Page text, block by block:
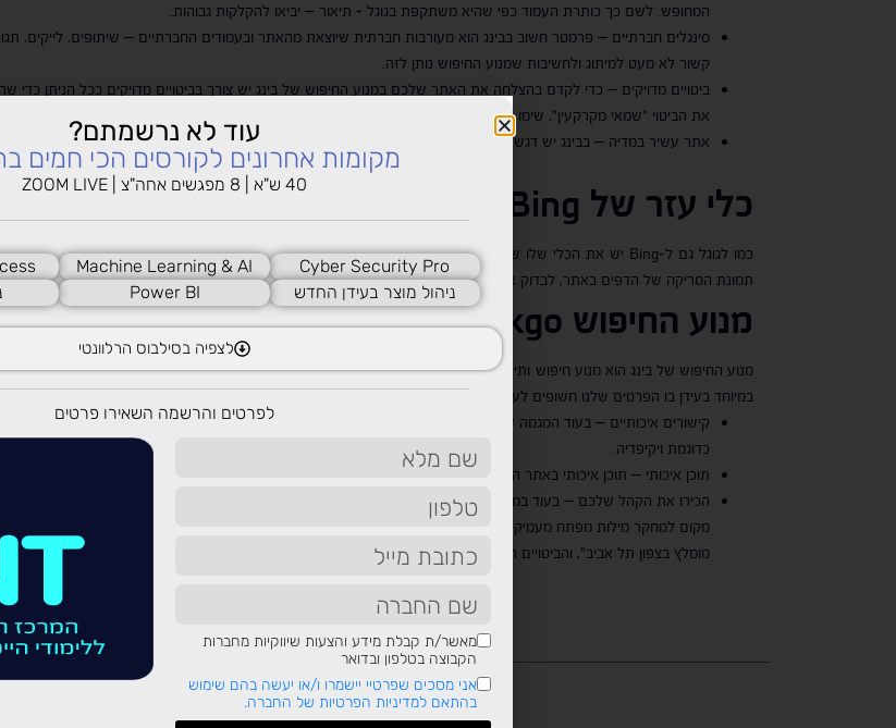
המחופש. לשם כך כותרת העמוד כפי שהיא משתקפת בגוגל + תיאור – יביאו להקלקות גבוהות.
סינגלים חברתיים – פרמטר חשוב בבינג הוא מעורבות חברתית שיוצאת מהאתר ובעמודים החברתיים – שיתופים, לייקים,
קשור לא מעט למיתוג ולחשיבות שמנוע החיפוש נותן לזה.
ביטויים מדויקים – כדי לקדם בהצלחה את האתר שלכם במנוע החיפוש של בינג יש צורך בביטויים מדויקים ככל הניתן
את הביטוי "שמאי מקרקעין", שימו עליו דגש ותוותרו על הביטוי "שמאות מקרקעין" שעשויה להביא לכם גולשים לא רלוונטיים
אתר עשיר במדיה – בבינג יש דגש על אתר עשיר במדיה כדוגמת סרטונים ותמונות, בעוד בגוגל הדגש הוא בעיקר על התוכן
כלי עזר של Bing
תמונת הסריקה של הדפים באתר, לבדוק את ביטויי החיפוש שהאתר מדורג בהם ואת איכות הקישורים החיצוניים שמפנים אל
מנוע החיפוש Duckduckgo
מנוע החיפוש של בינג הוא מנוע חיפוש ותיק ששם דגש על הגנת הפרטיות, ולכן נמנע משמירת פרטי גולשים ולא מתחקה אחר
במיוחד בעידן בו הפרטים שלנו חשופים לענקיות הטכנולוגיה. כמו בינג גם מנוע החיפוש של duckduckgo דומה מאוד למנוע החיפוש של גוגל, אך גם במקרה שלו ישנם דגשים מיוחדים:
קישורים איכותיים – בעוד המגמה של קישורים הולכת ופוחתת בגוגל, במנוע החיפוש של דקדקגו מערך קישורים עדיין נחשב
כדוגמת ויקיפדיה.
תוכן איכותי – תוכן איכותי באתר הוא פרמטר חשוב לקידום בכל מנועי החיפוש, ובפרט במנוע החיפוש של דקדקגו.
הכירו את הקהל שלכם – בעוד במנועי חיפוש אחרים הפרטיות היא לא שלמה ומנוע החיפוש יודע להתאים לכם הצעות
מקום למחקר מילות מפתח מעמיק. אם בגוגל, לדוגמה, הגולש יכול לכתוב "סושי מומלץ" ולקבל הצעות לסושי בעיר מגוריו,
מומלץ בצפון תל אביב", והביטויים האלה צריכים להופיע באתר.
לקביעת שיחת ייעוץ חינם
עוד לא נרשמתם?
מקומות אחרונים לקורסים הכי חמים
40 ש"א | 8 מפגשים אחה"צ | ZOOM LIVE
Cyber Security Pro
Machine Learning & AI
ניהול מוצר בעידן החדש
Power BI
לצפיה בסילבוס הרלוונטי
לפרטים והרשמה השאירו פרטים
מאשר/ת קבלת מידע והצעות שיווקיות מחברות
הקבוצה בטלפון ובדואר
אני מסכים שפרטיי יישמרו ו/או יעשה בהם שימוש
בהתאם למדיניות הפרטיות של החברה.